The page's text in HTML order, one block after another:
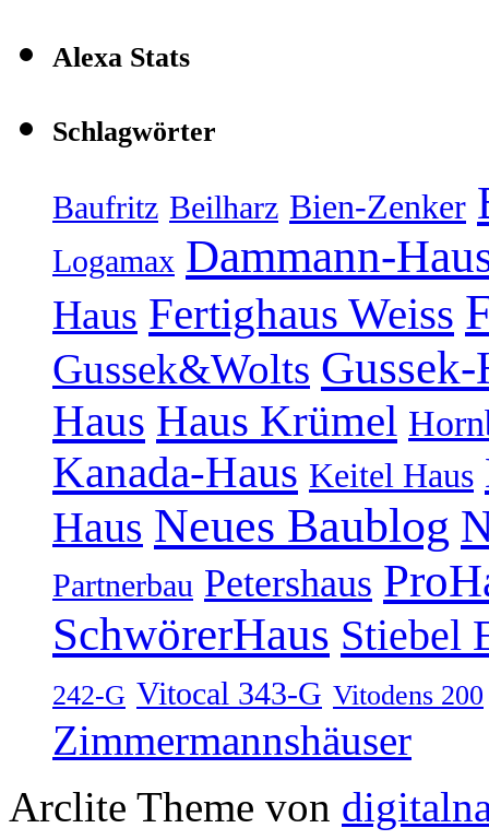
Alexa Stats
Schlagwörter
Baufritz Beilharz Bien-Zenker
Logamax Dammann-
Haus Fertighaus Weiss
Gussek&Wolts Gussek-
Haus Haus Krümel
Kanada-Haus Keitel Haus
Haus Neues Baublog
Partnerbau Petershaus
SchwörerHaus Stiebel
242-G Vitocal 343-G Vitodens 200
Zimmermannshäuser
Arclite Theme von